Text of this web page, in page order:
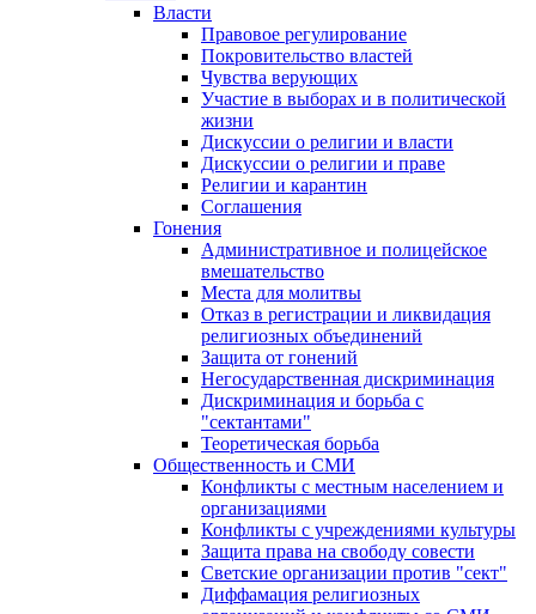
Власти
Правовое регулирование
Покровительство властей
Чувства верующих
Участие в выборах и в политической
жизни
Дискуссии о религии и власти
Дискуссии о религии и праве
Религии и карантин
Соглашения
Гонения
Административное и полицейское
вмешательство
Места для молитвы
Отказ в регистрации и ликвидация
религиозных объединений
Защита от гонений
Негосударственная дискриминация
Дискриминация и борьба с
"сектантами"
Теоретическая борьба
Общественность и СМИ
Конфликты с местным населением и
организациями
Конфликты с учреждениями культуры
Защита права на свободу совести
Светские организации против "сект"
Диффамация религиозных